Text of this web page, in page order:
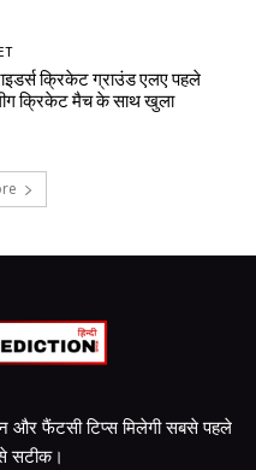
क्रिकेट ग्राउंड एलए पहले
क्रिकेट मैच के साथ खुला
और फैंटसी टिप्स मिलेगी सबसे पहले
सटीक।